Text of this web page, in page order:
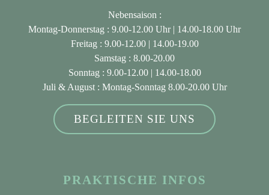
Nebensaison :
Montag-Donnerstag : 9.00-12.00 Uhr | 14.00-18.00 Uhr
Freitag : 9.00-12.00 | 14.00-19.00
Samstag : 8.00-20.00
Sonntag : 9.00-12.00 | 14.00-18.00
Juli & August: Montag-Sonntag 8.00-20.00 Uhr
BEGLEITEN SIE UNS
PRAKTISCHE INFOS